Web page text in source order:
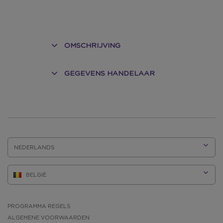
OMSCHRIJVING
GEGEVENS HANDELAAR
TAAL:
PROGRAMMA REGELS
ALGEMENE VOORWAARDEN